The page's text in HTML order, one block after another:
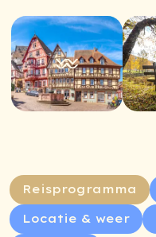
Reisprogramma
Locatie & weer